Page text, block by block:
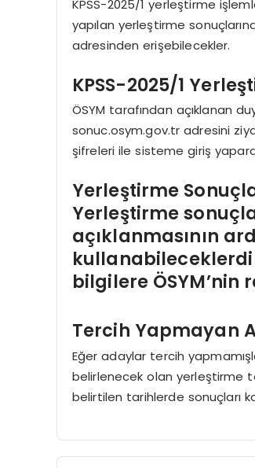
KPSS-2025/1 yerleştirme
yapılan yerleştirme
adresinden erişebilecekler.
KPSS-2025/1
ÖSYM tarafından açıklanan
sonuc.osym.gov.tr adresini
şifreleri ile sisteme giriş
Yerleştirme
Yerleştirme
açıklanmasının
bilgilere
Tercih Yapmayan
Eğer adaylar tercih
belirlenecek olan yerleştirme
belirtilen tarihlerde sonuçları